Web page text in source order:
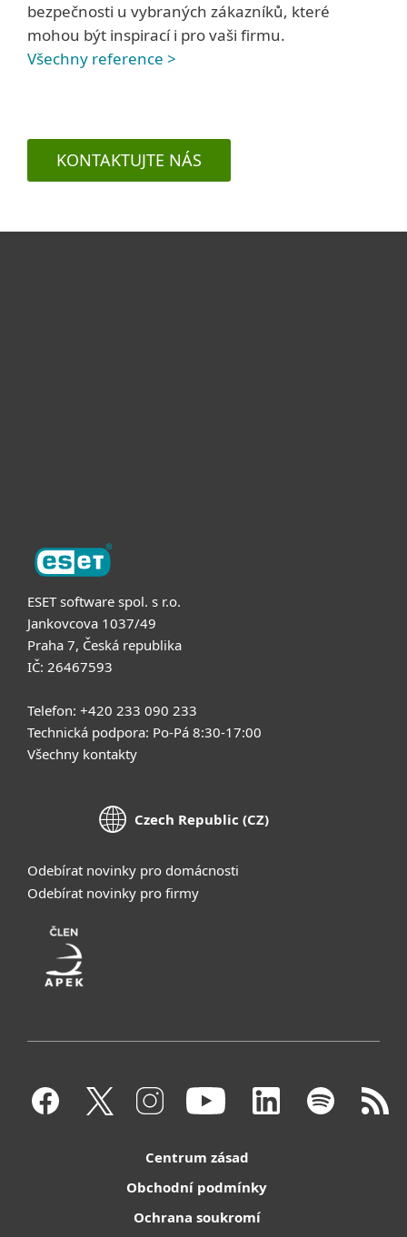
bezpečnosti u vybraných zákazníků, které
mohou být inspirací i pro vaši firmu.
Všechny reference >
KONTAKTUJTE NÁS
ESET software spol. s r.o.
Jankovcova 1037/49
Praha 7, Česká republika
IČ: 26467593
Telefon: +420 233 090 233
Technická podpora: Po-Pá 8:30-17:00
Všechny kontakty
Czech Republic (CZ)
Odebírat novinky pro domácnosti
Odebírat novinky pro firmy
Centrum zásad
Obchodní podmínky
Ochrana soukromí